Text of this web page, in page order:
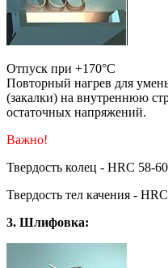
Отпуск при +170°C
Повторный нагрев для
(закалки) на внутреннюю
остаточных напряжений.
Важно!
Твердость колец - HRC 58-
Твердость тел качения -
3. Шлифовка: